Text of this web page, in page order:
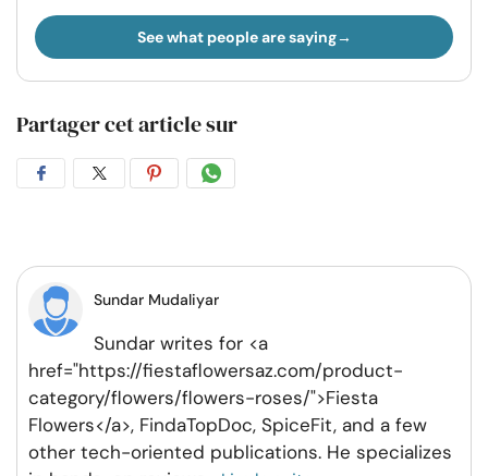
See what people are saying
Partager cet article sur
PartagerPartagerPartagerPartager
Sundar Mudaliyar
Sundar writes for <a
href="https://fiestaflowersaz.com/product-
category/flowers/flowers-roses/">Fiesta
Flowers</a>, FindaTopDoc, SpiceFit, and a few
other tech-oriented publications. He specializes